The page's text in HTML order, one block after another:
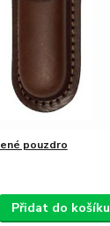
pouzdro
Přidat do košíku